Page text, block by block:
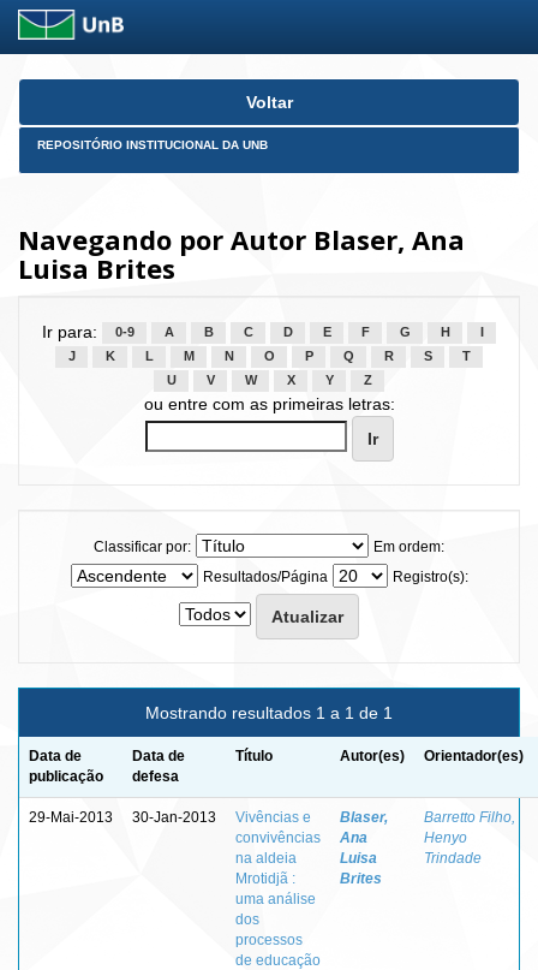
Skip
Voltar
REPOSITÓRIO INSTITUCIONAL DA UNB
Navegando por Autor Blaser, Ana
Luisa Brites
Ir para: 0-9 A B C D E F G H
J
K L M N O P Q R S
T
U
V W X Y Z
ou entre com as primeiras letras:
Classificar por:
Em ordem:
Resultados/Página
Registro(s):
Mostrando resultados 1 a 1 de 1
Data de
publicação
Data de
defesa
Título Autor(es) Orientador(es)
29-Mai-2013 30-Jan-2013
Vivências e
convivências
na aldeia
Mrotidjã :
uma análise
dos
processos
de educação
Blaser,
Ana
Luisa
Brites
Barretto Filho,
Henyo
Trindade